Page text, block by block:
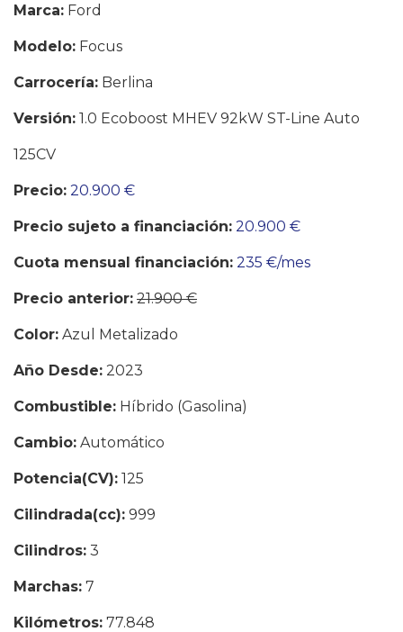
Marca: Ford
Modelo: Focus
Carrocería: Berlina
Versión: 1.0 Ecoboost MHEV 92kW ST-Line Auto
125CV
Precio: 20.900 €
Precio sujeto a financiación: 20.900 €
Cuota mensual financiación: 235 €/mes
Precio anterior: 21.900 €
Color: Azul Metalizado
Año Desde: 2023
Combustible: Híbrido (Gasolina)
Cambio: Automático
Potencia(CV): 125
Cilindrada(cc): 999
Cilindros: 3
Marchas: 7
Kilómetros: 77.848